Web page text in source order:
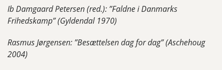
Ib Damgaard Petersen (red.): ”Faldne i Danmarks
Frihedskamp” (Gyldendal 1970)
Rasmus Jørgensen: ”Besættelsen dag for dag” (Aschehoug
2004)